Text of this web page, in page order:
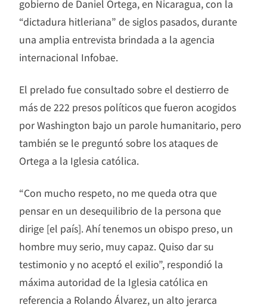
gobierno de Daniel Ortega, en Nicaragua, con la
“dictadura hitleriana” de siglos pasados, durante
una amplia entrevista brindada a la agencia
internacional Infobae.
El prelado fue consultado sobre el destierro de
más de 222 presos políticos que fueron acogidos
por Washington bajo un parole humanitario, pero
también se le preguntó sobre los ataques de
Ortega a la Iglesia católica.
“Con mucho respeto, no me queda otra que
pensar en un desequilibrio de la persona que
dirige [el país]. Ahí tenemos un obispo preso, un
hombre muy serio, muy capaz. Quiso dar su
testimonio y no aceptó el exilio”, respondió la
máxima autoridad de la Iglesia católica en
referencia a Rolando Álvarez, un alto jerarca